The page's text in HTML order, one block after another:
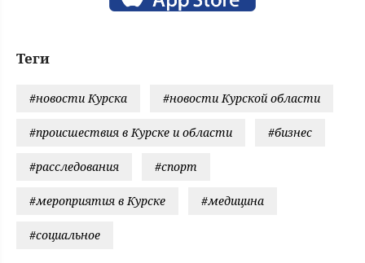
Теги
#новости Курска #новости Курской области
#происшествия в Курске и области #бизнес
#расследования #спорт
#мероприятия в Курске #медицина
#социальное